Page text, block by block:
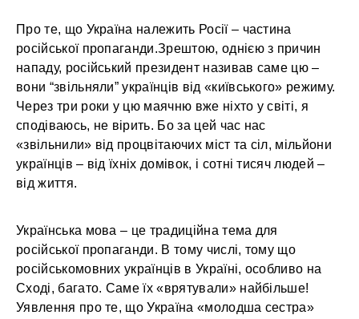
Про те, що Україна належить Росії – частина
російської пропаганди.Зрештою, однією з причин
нападу, російський президент називав саме цю –
вони “звільняли” українців від «київського» режиму.
Через три роки у цю маячню вже ніхто у світі, я
сподіваюсь, не вірить. Бо за цей час нас
«звільнили» від процвітаючих міст та сіл, мільйони
українців – від їхніх домівок, і сотні тисяч людей –
від життя.
Українська мова – це традиційна тема для
російської пропаганди. В тому числі, тому що
російськомовних українців в Україні, особливо на
Сході, багато. Саме їх «врятували» найбільше!
Уявлення про те, що Україна «молодша сестра»